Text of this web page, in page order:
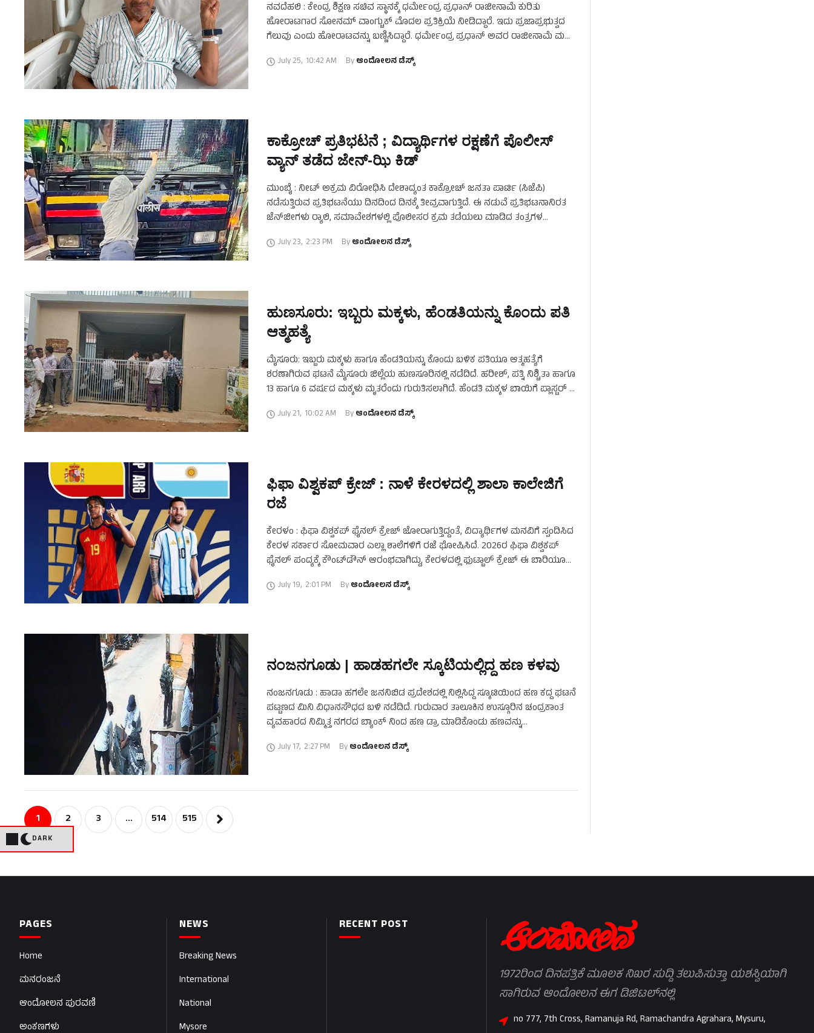
DARK
ನವದೆಹಲಿ : ಕೇಂದ್ರ ಶಿಕ್ಷಣ ಸಚಿವ ಸ್ಥಾನಕ್ಕೆ ಧರ್ಮೇಂದ್ರ ಪ್ರಧಾನ್‌ ರಾಜೀನಾಮೆ ಕುರಿತು
ಹೋರಾಟಗಾರ ಸೋನಮ್‌ ವಾಂಗ್ಚುಕ್‌ ಮೊದಲ ಪ್ರತಿಕ್ರಿಯೆ ನೀಡಿದ್ದಾರೆ. ಇದು ಪ್ರಜಾಪ್ರಭುತ್ವದ
ಗೆಲುವು ಎಂದು ಹೋರಾಟವನ್ನು ಬಣ್ಣಿಸಿದ್ದಾರೆ. ಧರ್ಮೇಂದ್ರ ಪ್ರಧಾನ್ ಅವರ ರಾಜೀನಾಮೆ ಮತ್ತು
July 25, 10:42 AM By ಆಂದೋಲನ ಡೆಸ್ಕ್
ಕಾಕ್ರೋಚ್‌ ಪ್ರತಿಭಟನೆ ; ವಿದ್ಯಾರ್ಥಿಗಳ ರಕ್ಷಣೆಗೆ ಪೊಲೀಸ್‌
ವ್ಯಾನ್‌ ತಡೆದ ಜೇನ್‌-ಝಿ ಕಿಡ್‌
ಮುಂಬೈ : ನೀಟ್‌ ಅಕ್ರಮ ವಿರೋಧಿಸಿ ದೇಶಾದ್ಯಂತ ಕಾಕ್ರೋಚ್‌ ಜನತಾ ಪಾರ್ಟಿ (ಸಿಜೆಪಿ)
ನಡೆಸುತ್ತಿರುವ ಪ್ರತಿಭಟನೆಯು ದಿನದಿಂದ ದಿನಕ್ಕೆ ತೀವ್ರವಾಗುತ್ತಿದೆ. ಈ ನಡುವೆ ಪ್ರತಿಭಟನಾನಿರತ
ಜೆನ್‌ಜೀಗಳು ರ‍್ಯಾಲಿ, ಸಮಾವೇಶಗಳಲ್ಲಿ ಪೊಲೀಸರ ಕ್ರಮ ತಡೆಯಲು ಮಾಡಿದ ತಂತ್ರಗಳ
July 23, 2:23 PM By ಆಂದೋಲನ ಡೆಸ್ಕ್
ಹುಣಸೂರು: ಇಬ್ಬರು ಮಕ್ಕಳು, ಹೆಂಡತಿಯನ್ನು ಕೊಂದು ಪತಿ
ಆತ್ಮಹತ್ಯೆ
ಮೈಸೂರು: ಇಬ್ಬರು ಮಕ್ಕಳು ಹಾಗೂ ಹೆಂಡತಿಯನ್ನು ಕೊಂದು ಬಳಿಕ ಪತಿಯೂ ಆತ್ಮಹತ್ಯೆಗೆ
ಶರಣಾಗಿರುವ ಘಟನೆ ಮೈಸೂರು ಜಿಲ್ಲೆಯ ಹುಣಸೂರಿನಲ್ಲಿ ನಡೆದಿದೆ. ಹರೀಶ್‌, ಪತ್ನಿ ನಿಶ್ಚಿತಾ ಹಾಗೂ
13 ಹಾಗೂ 6 ವರ್ಷದ ಮಕ್ಕಳು ಮೃತರೆಂದು ಗುರುತಿಸಲಾಗಿದೆ. ಹೆಂಡತಿ ಮಕ್ಕಳ ಬಾಯಿಗೆ ಪ್ಲಾಸ್ಟರ್‌ …
July 21, 10:02 AM By ಆಂದೋಲನ ಡೆಸ್ಕ್
ಫಿಫಾ ವಿಶ್ವಕಪ್‌ ಕ್ರೇಜ್‌ : ನಾಳೆ ಕೇರಳದಲ್ಲಿ ಶಾಲಾ ಕಾಲೇಜಿಗೆ
ರಜೆ
ಕೇರಳಂ : ಫಿಫಾ ವಿಶ್ವಕಪ್ ಫೈನಲ್ ಕ್ರೇಜ್‌ ಜೋರಾಗುತ್ತಿದ್ದಂತೆ, ವಿದ್ಯಾರ್ಥಿಗಳ ಮನವಿಗೆ ಸ್ಪಂದಿಸಿದ
ಕೇರಳ ಸರ್ಕಾರ ಸೋಮವಾರ ಎಲ್ಲಾ ಶಾಲೆಗಳಿಗೆ ರಜೆ ಘೋಷಿಸಿದೆ. 2026ರ ಫಿಫಾ ವಿಶ್ವಕಪ್
ಫೈನಲ್ ಪಂದ್ಯಕ್ಕೆ ಕೌಂಟ್‌ಡೌನ್ ಆರಂಭವಾಗಿದ್ದು, ಕೇರಳದಲ್ಲಿ ಫುಟ್ಬಾಲ್ ಕ್ರೇಜ್‌ ಈ ಬಾರಿಯೂ
July 19, 2:01 PM By ಆಂದೋಲನ ಡೆಸ್ಕ್
ನಂಜನಗೂಡು | ಹಾಡಹಗಲೇ ಸ್ಕೂಟಿಯಲ್ಲಿದ್ದ ಹಣ ಕಳವು
ನಂಜನಗೂಡು : ಹಾಡಾ ಹಗಲೇ ಜನನಿಬಿಡ ಪ್ರದೇಶದಲ್ಲಿ ನಿಲ್ಲಿಸಿದ್ದ ಸ್ಕೂಟಿಯಿಂದ ಹಣ ಕದ್ದ ಘಟನೆ
ಪಟ್ಟಣದ ಮಿನಿ ವಿಧಾನಸೌಧದ ಬಳಿ ನಡೆದಿದೆ. ಗುರುವಾರ ತಾಲೂಕಿನ ಉಸ್ಗೂರಿನ ಚಂದ್ರಕಾಂತ
ವ್ಯವಹಾರದ ನಿಮ್ಮಿತ್ತ ನಗರದ ಬ್ಯಾಂಕ್ ನಿಂದ ಹಣ ಡ್ರಾ ಮಾಡಿಕೊಂಡು ಹಣವನ್ನು
July 17, 2:27 PM By ಆಂದೋಲನ ಡೆಸ್ಕ್
1 2 3 … 514 515
PAGES
Home
ಮನರಂಜನೆ
ಆಂದೋಲನ ಪುರವಣಿ
ಅಂಕಣಗಳು
NEWS
Breaking News
International
National
Mysore
RECENT POST
1972ರಿಂದ ದಿನಪತ್ರಿಕೆ ಮೂಲಕ ನಿಖರ ಸುದ್ದಿ ತಲುಪಿಸುತ್ತಾ ಯಶಸ್ವಿಯಾಗಿ
ಸಾಗಿರುವ ಆಂದೋಲನ ಈಗ ಡಿಜಿಟಲ್‌ನಲ್ಲಿ
no 777, 7th Cross, Ramanuja Rd, Ramachandra Agrahara, Mysuru,